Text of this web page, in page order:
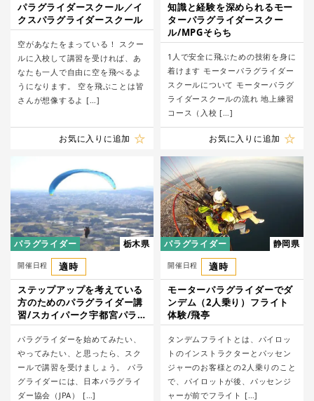
パラグライダースクール／イ
クスパラグライダースクール
空があなたをまっている！ スクー
ルに入校して講習を受ければ、あ
なたも一人で自由に空を飛べるよ
うになります。 空を飛ぶことは皆
さんが想像するよ […]
お気に入りに追加
知識と経験を深められるモー
ターパラグライダースクー
ル/MPGそらち
1人で安全に飛ぶための技術を身に
着けます モーターパラグライダー
スクールについて モーターパラグ
ライダースクールの流れ 地上練習
コース（入校 […]
お気に入りに追加
パラグライダー 栃木県
開催日程
適時
ステップアップを考えている
方のためのパラグライダー講
習/スカイパーク宇都宮パラ
グライダースクール
パラグライダーを始めてみたい、
やってみたい、と思ったら、スク
ールで講習を受けましょう。 パラ
グライダーには、日本パラグライ
ダー協会（JPA） […]
パラグライダー 静岡県
開催日程
適時
モーターパラグライダーでダ
ンデム（2人乗り）フライト
体験/飛亭
タンデムフライトとは、パイロッ
トのインストラクターとパッセン
ジャーのお客様との2人乗りのこと
で、パイロットが後、パッセンジ
ャーが前でフライト […]